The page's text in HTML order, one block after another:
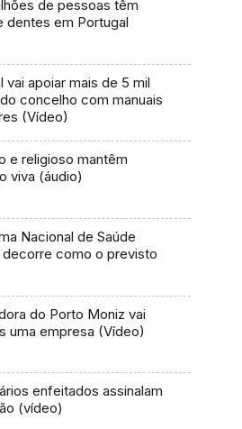
de pessoas têm
dentes em Portugal
vai apoiar mais de 5 mil
concelho com manuais
(Vídeo)
e religioso mantêm
viva (áudio)
Nacional de Saúde
decorre como o previsto
do Porto Moniz vai
uma empresa (Vídeo)
enfeitados assinalam
(vídeo)